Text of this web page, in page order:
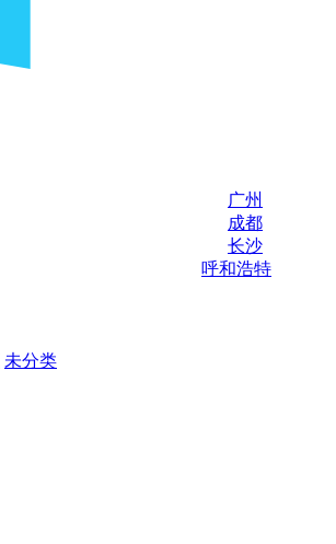
广州
成都
长沙
呼和浩特
未分类